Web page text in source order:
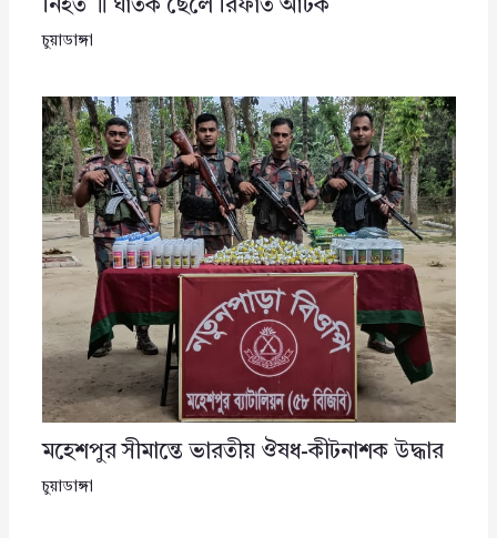
নিহত ॥ ঘাতক ছেলে রিফাত আটক
চুয়াডাঙ্গা
মহেশপুর সীমান্তে ভারতীয় ঔষধ-কীটনাশক উদ্ধার
চুয়াডাঙ্গা